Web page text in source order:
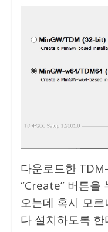
다운로드한
“Create” 버튼을
오는데 혹시 모
다 설치하도록